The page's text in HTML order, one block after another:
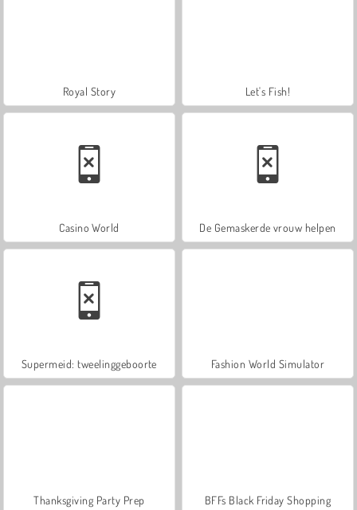
Royal Story Let's Fish!
Casino World De Gemaskerde vrouw helpen
Supermeid: tweelinggeboorte Fashion World Simulator
Thanksgiving Party Prep BFFs Black Friday Shopping